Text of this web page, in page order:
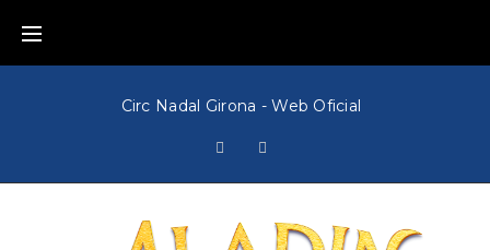
Circ Nadal Girona - Web Oficial